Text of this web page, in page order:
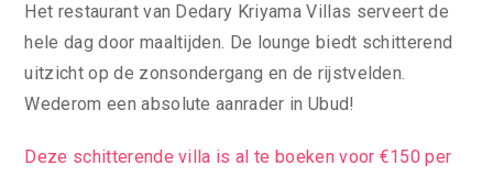
Het restaurant van Dedary Kriyama Villas serveert de
hele dag door maaltijden. De lounge biedt schitterend
uitzicht op de zonsondergang en de rijstvelden.
Wederom een absolute aanrader in Ubud!
Deze schitterende villa is al te boeken voor €150 per